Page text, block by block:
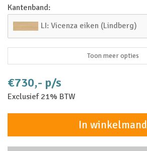
Kantenband:
LI: Vicenza eiken (Lindberg)
Toon meer opties
€730,- p/s
Exclusief 21% BTW
In winkelmand